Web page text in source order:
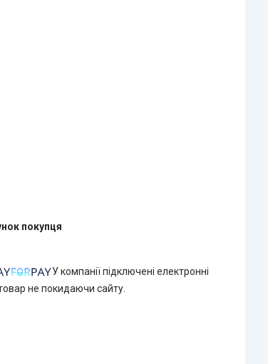
покупця
У компанії підключені електронні
не покидаючи сайту.